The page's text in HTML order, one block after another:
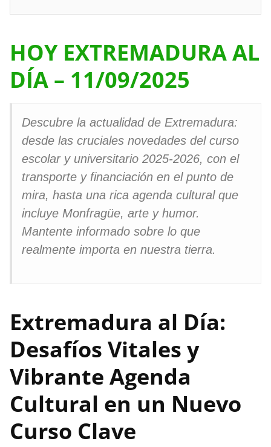
HOY EXTREMADURA AL
DÍA – 11/09/2025
Descubre la actualidad de Extremadura:
desde las cruciales novedades del curso
escolar y universitario 2025-2026, con el
transporte y financiación en el punto de
mira, hasta una rica agenda cultural que
incluye Monfragüe, arte y humor.
Mantente informado sobre lo que
realmente importa en nuestra tierra.
Extremadura al Día:
Desafíos Vitales y
Vibrante Agenda
Cultural en un Nuevo
Curso Clave